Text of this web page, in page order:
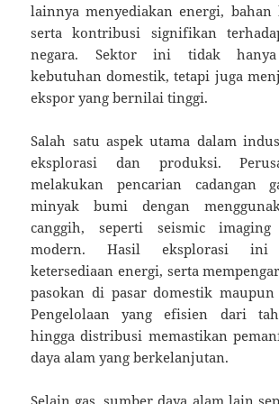
lainnya menyediakan energi,
serta kontribusi signifikan
negara. Sektor ini tidak hanya
kebutuhan domestik, tetapi juga
ekspor yang bernilai tinggi.
Salah satu aspek utama dalam
eksplorasi dan produksi.
melakukan pencarian cadangan
minyak bumi dengan
canggih, seperti seismic
modern. Hasil eksplorasi ini
ketersediaan energi, serta
pasokan di pasar domestik
Pengelolaan yang efisien dari
hingga distribusi memastikan
daya alam yang berkelanjutan.
Selain gas, sumber daya alam lain